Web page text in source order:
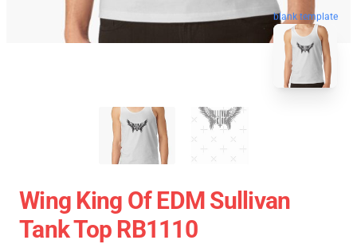
blank template
Wing King Of EDM Sullivan
Tank Top RB1110